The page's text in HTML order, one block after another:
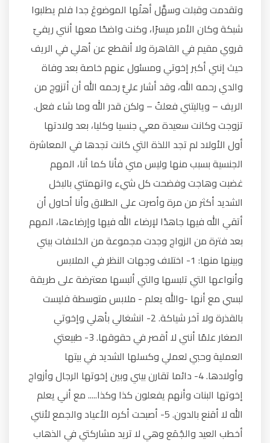
وتقدمت وقبلت وسهَّل أهلُها الموضوعَ جدا فلم يطلبوا
شبكة وكان الأمر ميسرًا، وكنت واضحًا معها أنني ريفيّ
قروي مقيم في القاهرة ولا أنقطع عن أهلي في الريف
حيث إنني أكبر إخوتي ومسئول عنهم خاصة بعد وفاة
والدي رحمه الله، وقد أشار عليَّ رحمه الله أن أتزوج من
الريف – وياليتني فعلتُ – ولكن قدر الله وما شاء فعل.
تزوجت وكانت سعيدة معي جنسيا وكليا، بعد ولادتها
أول الأولاد لم تجد اللذة التي كانت تجدها في المعاشرة
الجنسية بسبب منها وليس مني فأنا كما أنا، المهم
غضبت وهاجت وفضحت كل شيء واتهمتني بالبخل
الشديد أكثر من مرة وأصرت على الطلاق وأنا أحاول أن
أتقي الله فيها جاهدًا لإرضاء الله فيها وإرضاءها، المهم
بعد فترة من الزواج وجدت مجموعة من الخلافات بيني
وبينها منها: 1- اختلاف وجهات النظر في الملابس
وأنواعها التي تلبسها والتي ألبسها معترضة على طريقة
لبسي مع أنها -والله يعلم - ملابس متوسطة فليست
بالقذرة ولا آخر شياكة. 2- انشغالي بأهلي وإخوتي
الصغار علمًا أنني لا أقصر في حقوقها. 3- طبيعتي
العملية وحبي لعملي وكسلها الشديد في بيتها
وأولادها. 4- دائما تقارن بيني وبين إخوتها الرجال وأزواج
إخوتها البنات وأنهم يفعلون كذا وكذا..... مع أني يعلم
الله لا أقنع بالدون. 5- أصبحت أكره الأعياد والجمع لأنني
أخطب العيد والجُمَع وهي لا تريد مشاركتي في الذهاب